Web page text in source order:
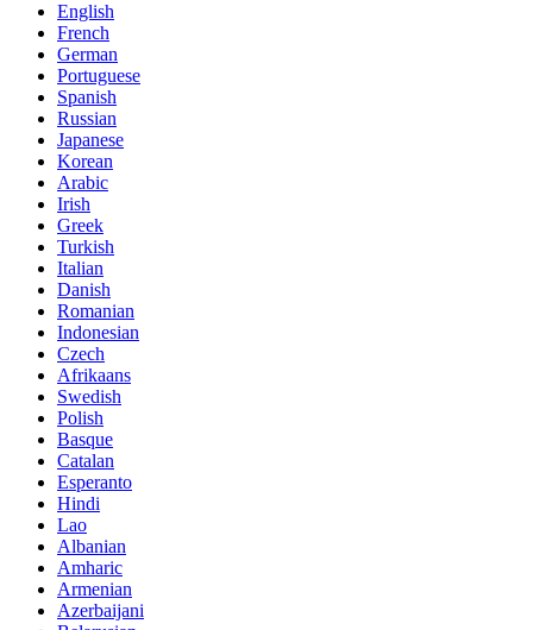
English
French
German
Portuguese
Spanish
Russian
Japanese
Korean
Arabic
Irish
Greek
Turkish
Italian
Danish
Romanian
Indonesian
Czech
Afrikaans
Swedish
Polish
Basque
Catalan
Esperanto
Hindi
Lao
Albanian
Amharic
Armenian
Azerbaijani